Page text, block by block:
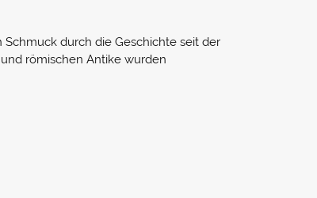
Schmuck durch die Geschichte seit der
römischen Antike wurden